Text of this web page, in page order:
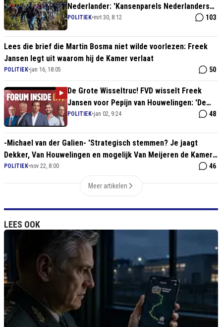
Nederlander: 'Kansenparels Nederlanders?
Nee, Nederlander word je niet, dat BEN je'
POLITIEK•mrt 30, 8:12 103
Lees die brief die Martin Bosma niet wilde voorlezen: Freek
Jansen legt uit waarom hij de Kamer verlaat
POLITIEK•jan 16, 18:05 50
De Grote Wisseltruc! FVD wisselt Freek
Jansen voor Pepijn van Houwelingen: 'De
coronacommissie komt eraan'
POLITIEK•jan 02, 9:24 48
-Michael van der Galien- 'Strategisch stemmen? Je jaagt
Dekker, Van Houwelingen en mogelijk Van Meijeren de Kamer
uit!'
POLITIEK•nov 22, 8:00 46
Meer artikelen
LEES OOK